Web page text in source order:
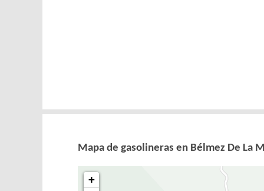
Mapa de gasolineras en Bélmez De La
+